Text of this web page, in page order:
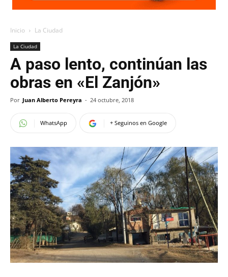
Inicio La Ciudad
La Ciudad
A paso lento, continúan las
obras en «El Zanjón»
Por Juan Alberto Pereyra - 24 octubre, 2018
WhatsApp + Seguinos en Google